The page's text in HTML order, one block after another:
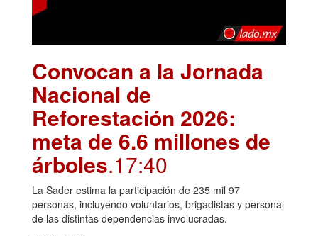
Convocan a la Jornada
Nacional de
Reforestación 2026:
meta de 6.6 millones de
árboles.17:40
La Sader estima la participación de 235 mil 97
personas, incluyendo voluntarios, brigadistas y personal
de las distintas dependencias involucradas.